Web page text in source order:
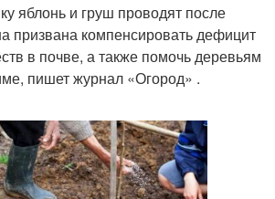
яблонь и груш проводят после
призвана компенсировать дефицит
в почве, а также помочь деревьям
пишет журнал «Огород» .